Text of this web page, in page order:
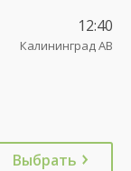
12:40
Калининград АВ
Выбрать